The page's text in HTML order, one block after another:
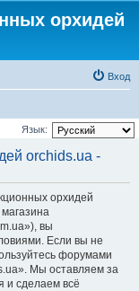
орхидей
Вход
Язык:
orchids.ua -
орхидей
вы
Если вы не
форумами
Мы оставляем за
и сделаем всё